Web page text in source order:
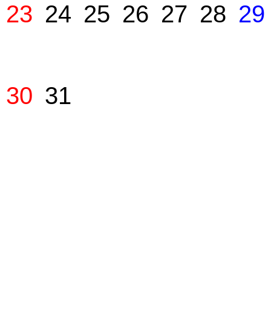
23 24 25 26 27 28 29
30 31